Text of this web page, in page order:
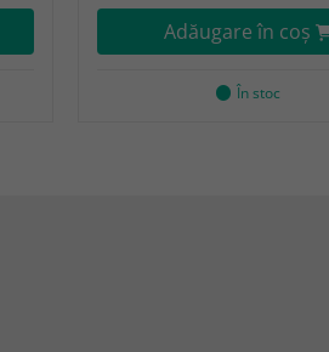
Adăugare în coş
În stoc